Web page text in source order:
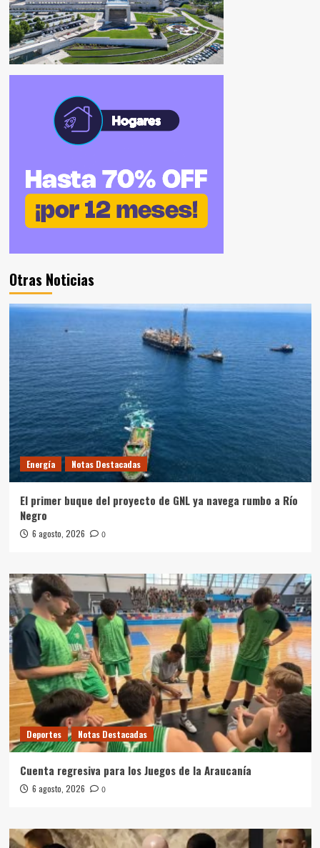
Otras Noticias
Energía Notas Destacadas
El primer buque del proyecto de GNL ya navega rumbo a Río
Negro
6 agosto, 2026 0
Deportes Notas Destacadas
Cuenta regresiva para los Juegos de la Araucanía
6 agosto, 2026 0